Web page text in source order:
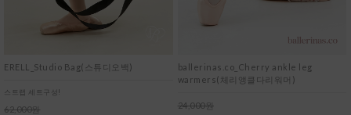
ERELL_Studio Bag(스튜디오백)
스트랩 세트구성!
62,000원
ballerinas.co_Cherry ankle leg
warmers(체리앵클다리워머)
24,000원